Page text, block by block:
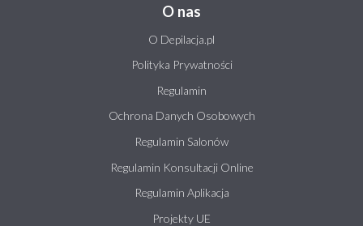
O nas
O Depilacja.pl
Polityka Prywatności
Regulamin
Ochrona Danych Osobowych
Regulamin Salonów
Regulamin Konsultacji Online
Regulamin Aplikacja
Projekty UE